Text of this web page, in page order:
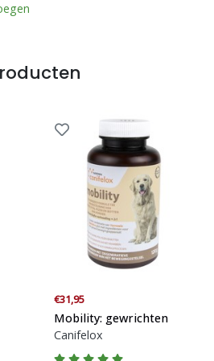
€31,95
Mobility: gewrichten
Canifelox